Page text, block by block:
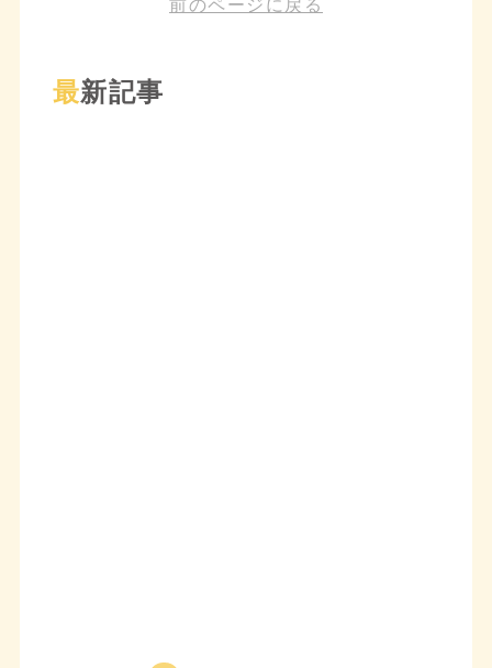
前のページに戻る
最新記事